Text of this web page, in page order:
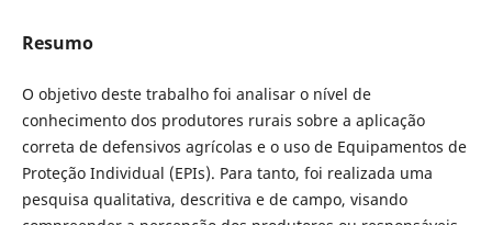
Resumo
O objetivo deste trabalho foi analisar o nível de
conhecimento dos produtores rurais sobre a aplicação
correta de defensivos agrícolas e o uso de Equipamentos de
Proteção Individual (EPIs). Para tanto, foi realizada uma
pesquisa qualitativa, descritiva e de campo, visando